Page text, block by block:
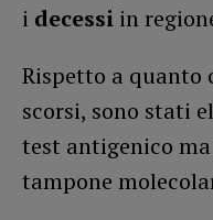
i decessi in
Rispetto a quanto
scorsi, sono stati
test antigenico
tampone